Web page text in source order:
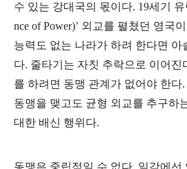
수 있는 강대국의 몫이다. 19세기 유
nce of Power)’ 외교를 펼쳤던 영국
능력도 없는 나라가 하려 한다면 아
다. 줄타기는 자칫 추락으로 이어진
를 하려면 동맹 관계가 없어야 한다.
동맹을 맺고도 균형 외교를 추구하
대한 배신 행위다.
동맹은 중립적일 수 없다 일각에선